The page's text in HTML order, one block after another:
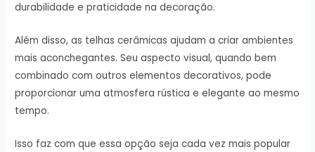
durabilidade e praticidade na decoração.
Além disso, as telhas cerâmicas ajudam a criar ambientes
mais aconchegantes. Seu aspecto visual, quando bem
combinado com outros elementos decorativos, pode
proporcionar uma atmosfera rústica e elegante ao mesmo
tempo.
Isso faz com que essa opção seja cada vez mais popular